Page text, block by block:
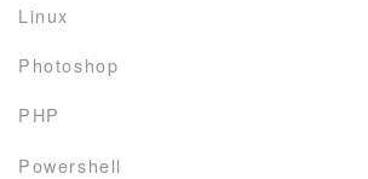
Linux
Photoshop
PHP
Powershell